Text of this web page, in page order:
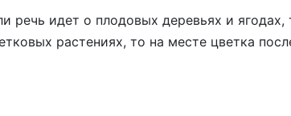
речь идет о плодовых деревьях и ягодах,
растениях, то на месте цветка